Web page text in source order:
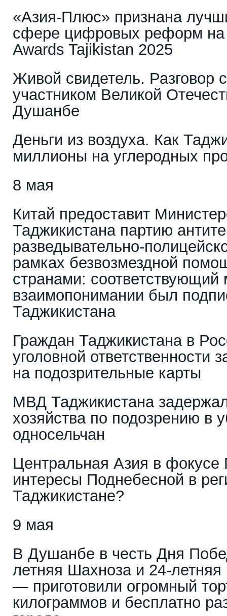
«Азия-Плюс» признана
сфере цифровых реформ на
Awards Tajikistan 2025
Живой свидетель. Разговор
участником Великой
Душанбе
Деньги из воздуха. Как
миллионы на углеродных
8 мая
Китай предоставит
Таджикистана партию
разведывательно-
рамках безвозмездной
странами:
взаимопонимании был
Таджикистана
Граждан Таджикистана в
уголовной ответственности
на подозрительные карты
МВД Таджикистана
хозяйства по подозрению в
односельчан
Центральная Азия в фокусе
интересы Поднебесной в
Таджикистане?
9 мая
В Душанбе в честь Дня
летняя Шахноза и 24-
— приготовили огромный
килограммов и бесплатно